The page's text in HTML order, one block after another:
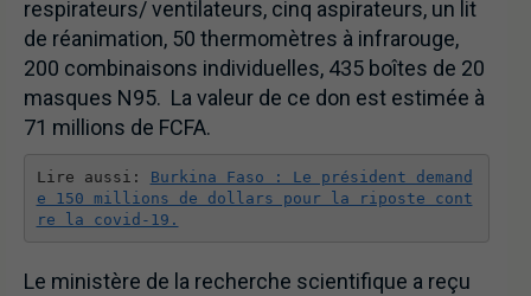
respirateurs/ ventilateurs, cinq aspirateurs, un lit
de réanimation, 50 thermomètres à infrarouge,
200 combinaisons individuelles, 435 boîtes de 20
masques N95. La valeur de ce don est estimée à
71 millions de FCFA.
Lire aussi: Burkina Faso : Le président demand
e 150 millions de dollars pour la riposte cont
re la covid-19.
Le ministère de la recherche scientifique a reçu